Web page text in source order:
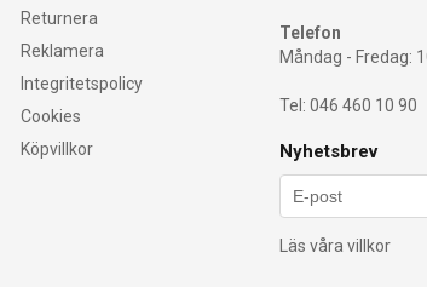
Returnera
Reklamera
Integritetspolicy
Cookies
Köpvillkor
Telefon
Måndag - Fredag:
Tel: 046 460 10 90
Nyhetsbrev
Läs våra villkor